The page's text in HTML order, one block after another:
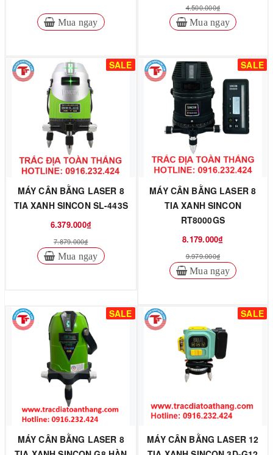
Mua ngay
4.500.000₫
Mua ngay
SALE
MÁY CÂN BẰNG LASER 8
TIA XANH SINCON SL-443S
6.379.000₫
7.879.000₫
Mua ngay
SALE
MÁY CÂN BẰNG LASER 8
TIA XANH SINCON
RT8000GS
8.179.000₫
9.979.000₫
Mua ngay
SALE
MÁY CÂN BẰNG LASER 8
SALE
MÁY CÂN BẰNG LASER 12